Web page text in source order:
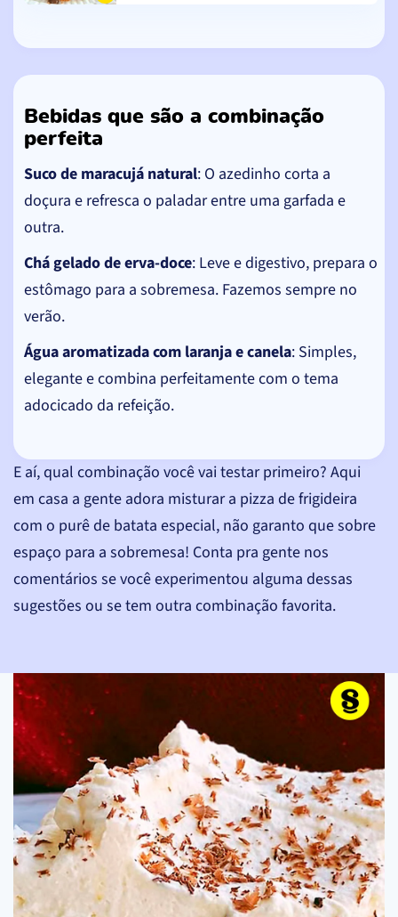
Bebidas que são a combinação
perfeita
Suco de maracujá natural: O azedinho corta a
doçura e refresca o paladar entre uma garfada e
outra.
Chá gelado de erva-doce: Leve e digestivo, prepara o
estômago para a sobremesa. Fazemos sempre no
verão.
Água aromatizada com laranja e canela: Simples,
elegante e combina perfeitamente com o tema
adocicado da refeição.
E aí, qual combinação você vai testar primeiro? Aqui
em casa a gente adora misturar a pizza de frigideira
com o purê de batata especial, não garanto que sobre
espaço para a sobremesa! Conta pra gente nos
comentários se você experimentou alguma dessas
sugestões ou se tem outra combinação favorita.